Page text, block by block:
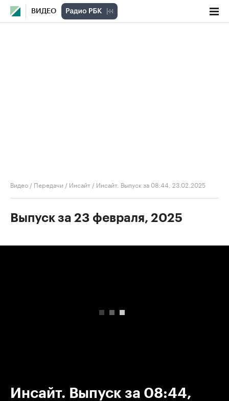
ВИДЕО
Видео / Передачи / Инсайт / Инсайт. Выпуск за 08:44, 23.02.2025
Выпуск за 23 февраля, 2025
Инсайт. Выпуск за 08:44,